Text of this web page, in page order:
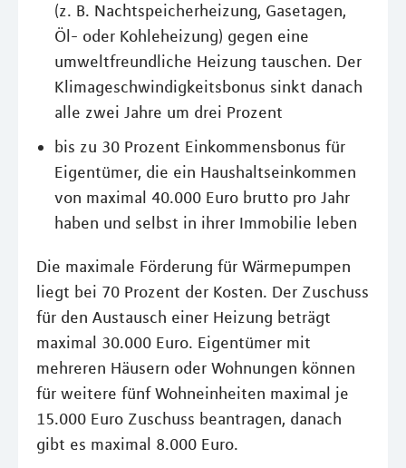
(z. B. Nachtspeicherheizung, Gasetagen,
Öl- oder Kohleheizung) gegen eine
umweltfreundliche Heizung tauschen. Der
Klimageschwindigkeitsbonus sinkt danach
alle zwei Jahre um drei Prozent
bis zu 30 Prozent Einkommensbonus für
Eigentümer, die ein Haushaltseinkommen
von maximal 40.000 Euro brutto pro Jahr
haben und selbst in ihrer Immobilie leben
Die maximale Förderung für Wärmepumpen
liegt bei 70 Prozent der Kosten. Der Zuschuss
für den Austausch einer Heizung beträgt
maximal 30.000 Euro. Eigentümer mit
mehreren Häusern oder Wohnungen können
für weitere fünf Wohneinheiten maximal je
15.000 Euro Zuschuss beantragen, danach
gibt es maximal 8.000 Euro.